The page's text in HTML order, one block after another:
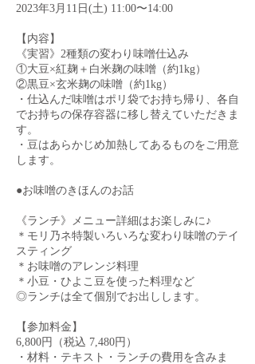
2023年3月11日(土) 11:00〜14:00
【内容】
《実習》2種類の変わり味噌仕込み
①大豆×紅麹＋白米麹の味噌（約1kg）
②黒豆×玄米麹の味噌（約1kg）
・仕込んだ味噌はポリ袋でお持ち帰り、各自
でお持ちの保存容器に移し替えていただきま
す。
・豆はあらかじめ加熱してあるものをご用意
します。
●お味噌のきほんのお話
《ランチ》メニュー詳細はお楽しみに♪
＊モリ乃ネ特製いろいろな変わり味噌のテイ
スティング
＊お味噌のアレンジ料理
＊小豆・ひよこ豆を使った料理など
◎ランチは全て個別でお出しします。
【参加料金】
6,800円（税込 7,480円）
・材料・テキスト・ランチの費用を含みま